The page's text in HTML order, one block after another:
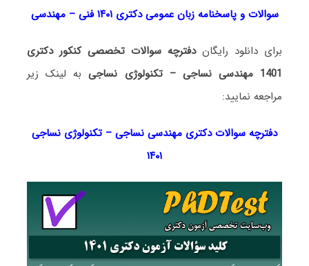
سوالات و پاسخنامه زبان عمومی دکتری ۱۴۰۱ فنی – مهندسی
برای دانلود رایگاندفترچه سوالات تخصصی کنکور دکتری
1401 مهندسی نساجی – تکنولوژی نساجی
به لینک زیر
مراجعه نمایید:
دفترچه سوالات دکتری مهندسی نساجی – تکنولوژی نساجی
۱۴۰۱